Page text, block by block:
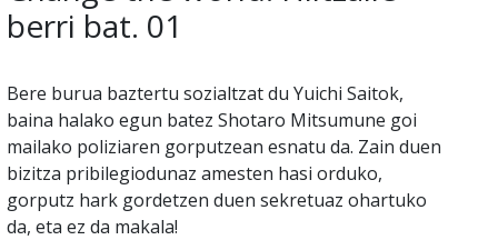
berri bat. 01
Bere burua baztertu sozialtzat du Yuichi Saitok,
baina halako egun batez Shotaro Mitsumune goi
mailako poliziaren gorputzean esnatu da. Zain duen
bizitza pribilegiodunaz amesten hasi orduko,
gorputz hark gordetzen duen sekretuaz ohartuko
da, eta ez da makala!